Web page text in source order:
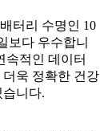
터리 수명인 10
보다 우수합니
속적인 데이터
욱 정확한 건강
니다.